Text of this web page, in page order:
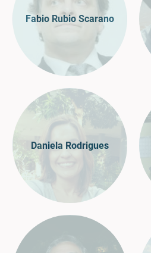
Fabio Rubio Scarano
Daniela Rodrigues